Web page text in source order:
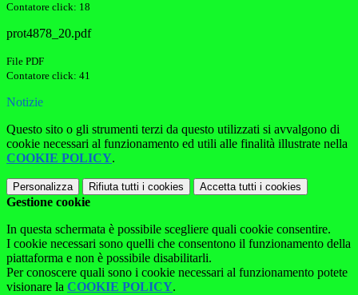
Contatore click: 18
prot4878_20.pdf
File PDF
Contatore click: 41
Notizie
Questo sito o gli strumenti terzi da questo utilizzati si avvalgono di
cookie necessari al funzionamento ed utili alle finalità illustrate nella
COOKIE POLICY.
Personalizza Rifiuta tutti i cookies Accetta tutti i cookies
Gestione cookie
In questa schermata è possibile scegliere quali cookie consentire.
I cookie necessari sono quelli che consentono il funzionamento della
piattaforma e non è possibile disabilitarli.
Per conoscere quali sono i cookie necessari al funzionamento potete
visionare la COOKIE POLICY.